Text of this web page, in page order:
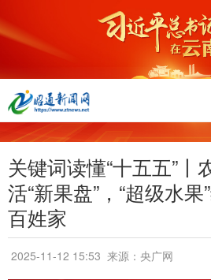
关键词读懂“十五五”丨
活“新果盘”，“超级水
百姓家
2025-11-12 15:53 来源：央广网